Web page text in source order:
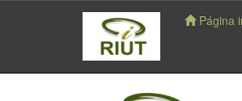
navigation
Página